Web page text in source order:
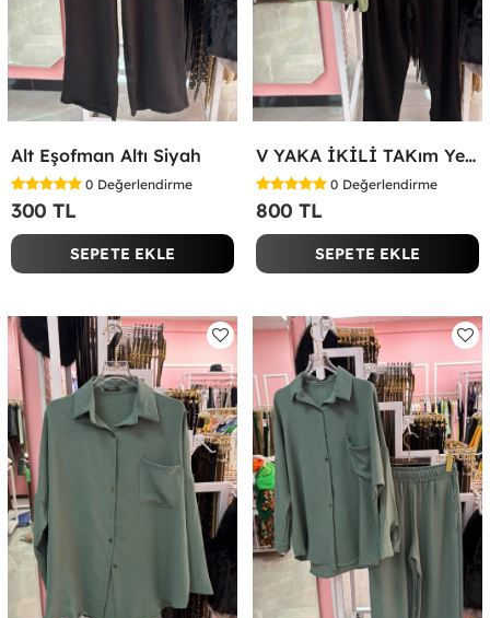
Alt Eşofman Altı Siyah
0 Değerlendirme
300 TL
SEPETE EKLE
V YAKA İKİLİ TAKım Yeşil
0 Değerlendirme
800 TL
SEPETE EKLE